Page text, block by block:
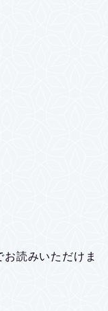
読みいただけま